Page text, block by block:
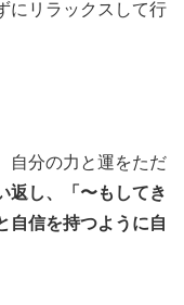
にリラックスして行
自分の力と運をただ
返し、「〜もしてき
自信を持つように自